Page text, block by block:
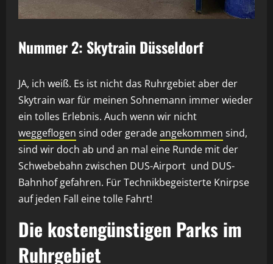
Nummer 2: Skytrain Düsseldorf
JA, ich weiß. Es ist nicht das Ruhrgebiet aber der
Skytrain war für meinen Sohnemann immer wieder
ein tolles Erlebnis. Auch wenn wir nicht
weggeflogen sind oder geradeangekommen sind,
sind wir doch ab und an mal eine Runde mit der
Schwebebahn zwischen DUS-Airport und DUS-
Bahnhof gefahren. Für Technikbegeisterte Knirpse
auf jeden Fall eine tolle Fahrt!
Die kostengünstigen Parks im
Ruhrgebiet